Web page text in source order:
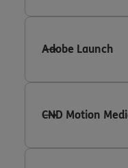
Adobe Launch
CND Motion